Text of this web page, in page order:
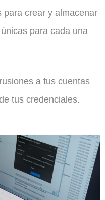
para crear y almacenar
para cada una
a tus cuentas
tus credenciales.